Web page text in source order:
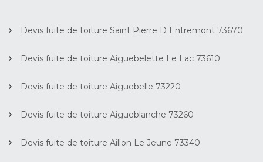
Devis fuite de toiture Saint Pierre D Entremont 73670
Devis fuite de toiture Aiguebelette Le Lac 73610
Devis fuite de toiture Aiguebelle 73220
Devis fuite de toiture Aigueblanche 73260
Devis fuite de toiture Aillon Le Jeune 73340